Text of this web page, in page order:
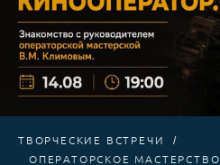
ТВОРЧЕСКИЕ ВСТРЕЧИ
ОПЕРАТОРСКОЕ МАСТЕРСТВО